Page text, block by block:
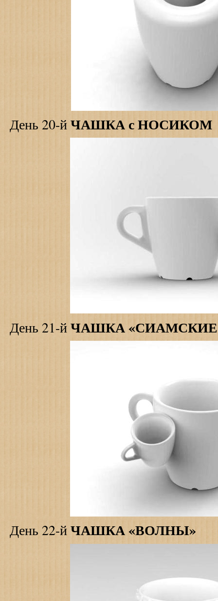
День 20-йЧАШКА с НОСИКОМ
День 21-йЧАШКА
День 22-йЧАШКА «ВОЛНЫ»